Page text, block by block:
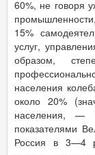
60%, не говоря
15%
услуг,
образом,
населения
около 20%
населения, —
показателями
Россия в 3—4